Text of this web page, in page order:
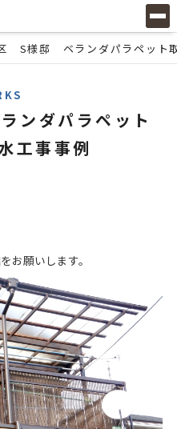
S様邸 ベランダパラペット
ンダパラペット
工事事例
お願いします。